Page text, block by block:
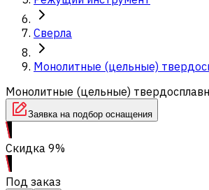
Сверла
Монолитные (цельные)
Монолитные (цельные)
Заявка на подбор оснащения
Скидка 9%
Под заказ